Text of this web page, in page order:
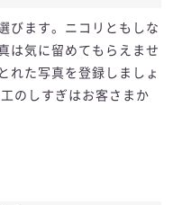
びます。ニコリともしな
は気に留めてもらえませ
れた写真を登録しましょ
のしすぎはお客さまか